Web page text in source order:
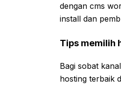
dengan cms
install dan
Tips memilih
Bagi sobat
hosting terbaik